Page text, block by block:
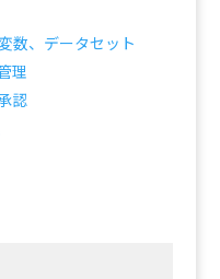
数、データセット
理
認